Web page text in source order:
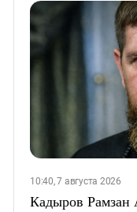
10:40, 7 августа 2026
Кадыров Рамзан